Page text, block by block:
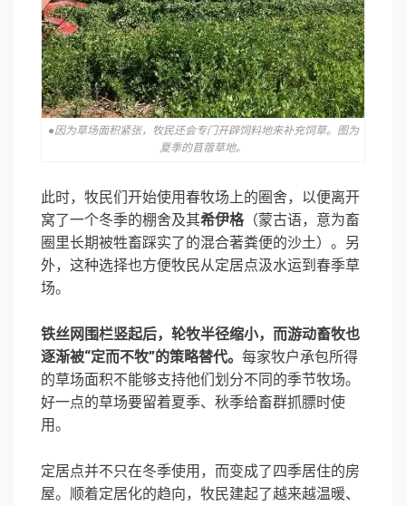
●因为草场面积紧张，牧民还会专门开辟饲料地来补充饲草。图为
夏季的苜蓿草地。
此时，牧民们开始使用春牧场上的圈舍，以便离开
窝了一个冬季的棚舍及其希伊格（蒙古语，意为畜
圈里长期被牲畜踩实了的混合著粪便的沙土）。另
外，这种选择也方便牧民从定居点汲水运到春季草
场。
铁丝网围栏竖起后，轮牧半径缩小，而游动畜牧也
逐渐被“定而不牧”的策略替代。 每家牧户承包所得
的草场面积不能够支持他们划分不同的季节牧场。
好一点的草场要留着夏季、秋季给畜群抓膘时使
用。
定居点并不只在冬季使用，而变成了四季居住的房
屋。顺着定居化的趋向，牧民建起了越来越温暖、